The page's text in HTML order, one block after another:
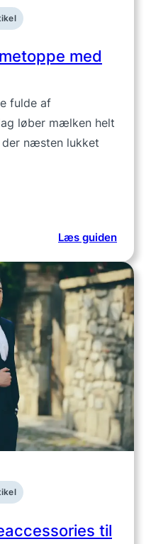
med
fulde af
løber mælken helt
næsten lukket
Læs guiden:
Kan
jeg
bruge
med
til